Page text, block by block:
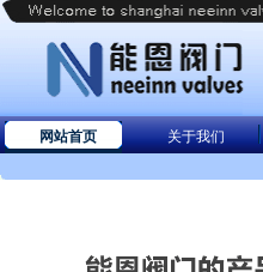
网站首页 关于我们